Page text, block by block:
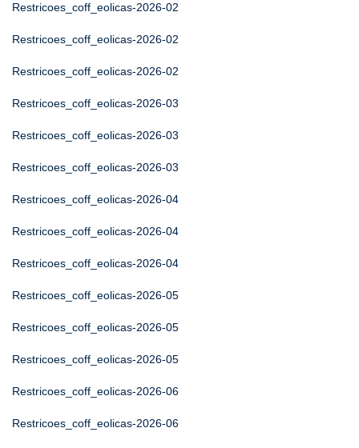
Restricoes_coff_eolicas-2026-02
Restricoes_coff_eolicas-2026-02
Restricoes_coff_eolicas-2026-02
Restricoes_coff_eolicas-2026-03
Restricoes_coff_eolicas-2026-03
Restricoes_coff_eolicas-2026-03
Restricoes_coff_eolicas-2026-04
Restricoes_coff_eolicas-2026-04
Restricoes_coff_eolicas-2026-04
Restricoes_coff_eolicas-2026-05
Restricoes_coff_eolicas-2026-05
Restricoes_coff_eolicas-2026-05
Restricoes_coff_eolicas-2026-06
Restricoes_coff_eolicas-2026-06